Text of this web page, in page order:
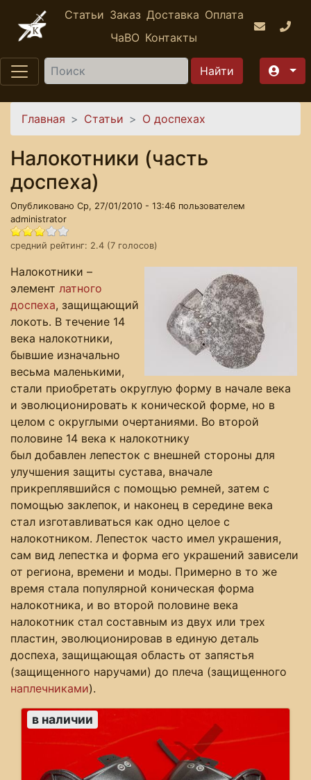
Перейти к основному содержанию
Статьи Заказ Доставка Оплата
ЧаВО Контакты
Найти
Вы здесь
Главная Статьи О доспехах
Налокотники (часть
доспеха)
Опубликовано Ср, 27/01/2010 - 13:46 пользователем
administrator
средний рейтинг: 2.4 (7 голосов)
Налокотники –
элемент латного
доспеха, защищающий
локоть. В течение 14
века налокотники,
бывшие изначально
весьма маленькими,
стали приобретать округлую форму в начале века
и эволюционировать к конической форме, но в
целом с округлыми очертаниями. Во второй
половине 14 века к налокотнику
был добавлен лепесток с внешней стороны для
улучшения защиты сустава, вначале
прикреплявшийся с помощью ремней, затем с
помощью заклепок, и наконец в середине века
стал изготавливаться как одно целое с
налокотником. Лепесток часто имел украшения,
сам вид лепестка и форма его украшений зависели
от региона, времени и моды. Примерно в то же
время стала популярной коническая форма
налокотника, и во второй половине века
налокотник стал составным из двух или трех
пластин, эволюционировав в единую деталь
доспеха, защищающая область от запястья
(защищенного наручами) до плеча (защищенного
наплечниками).
в наличии